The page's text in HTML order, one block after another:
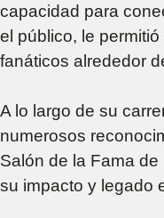
capacidad para
el público, le
fanáticos alrededor
A lo largo de su
numerosos
Salón de la Fama
su impacto y legado